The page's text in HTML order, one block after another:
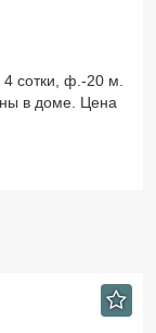
сотки, ф.-20 м.
в доме. Цена